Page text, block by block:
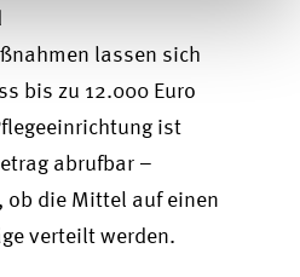
lassen sich
bis zu 12.000 Euro
ist
abrufbar –
ob die Mittel auf einen
verteilt werden.